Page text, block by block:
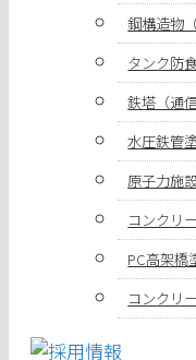
鋼構造物
タンク防
鉄塔（通
水圧鉄管
原子力施
コンクリ
PC高架橋
コンクリ